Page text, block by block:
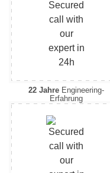
22 Jahre Engineering-
Erfahrung